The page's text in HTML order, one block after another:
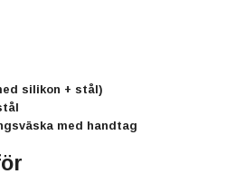
silikon + stål)
med handtag